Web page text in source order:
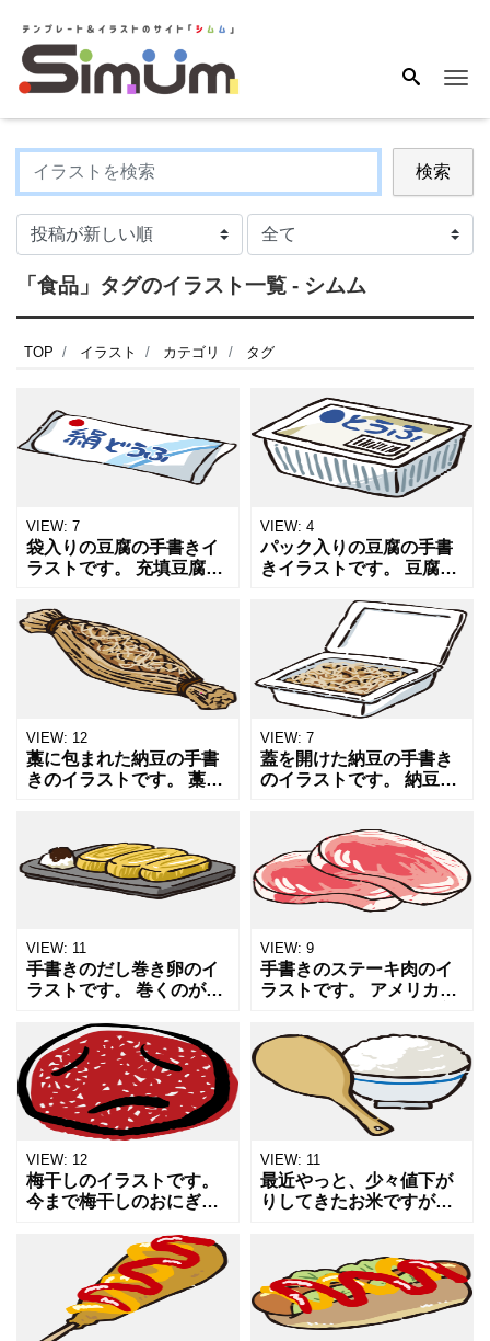
検索
「食品」タグのイラスト一覧 - シムム
TOP イラスト カテゴリ タグ
VIEW: 7
袋入りの豆腐の手書きイ
ラストです。 充填豆腐や
ついての記事やレシピ、
チラシ、販売用のPOPや
掲示物のちょっとした隙
間の穴埋めにオススメし
VIEW: 4
パック入りの豆腐の手書
きイラストです。 豆腐や
ついての記事やレシピ、
チラシ、販売用のPOPや
掲示物のちょっとした隙
間の穴埋めにオススメし
ま
VIEW: 12
藁に包まれた納豆の手書
きのイラストです。 藁に
納豆や和食、朝食、大豆
製品についての記事やレ
シピ、掲示物のちょっと
VIEW: 7
蓋を開けた納豆の手書き
のイラストです。 納豆や
POP、レシピやチラシ、
掲示物のちょっとした隙
間の穴埋めにオススメし
ま
VIEW: 11
手書きのだし巻き卵のイ
ラストです。 巻くのが少
し入りの卵好きです。 卵
料理や食べ物の記事やメ
ニュー表、販売POPなど
へのワンポイントにオス
VIEW: 9
手書きのステーキ肉のイ
ラストです。 アメリカン
食べてみたいものです
ね。 肉や精肉売り場、肉
についての記事や販売
POP、チラシなどへのワ
VIEW: 12
梅干しのイラストです。
今まで梅干しのおにぎり
たのですが、この頃改め
てハマってます。 酸っぱ
い梅干しと海苔の香りと
白米のハーモニーがたま
VIEW: 11
最近やっと、少々値下が
りしてきたお米ですが、
ました。 お米やご飯、食
事などについての記事や
チラシ、ポスターなどの
ワ